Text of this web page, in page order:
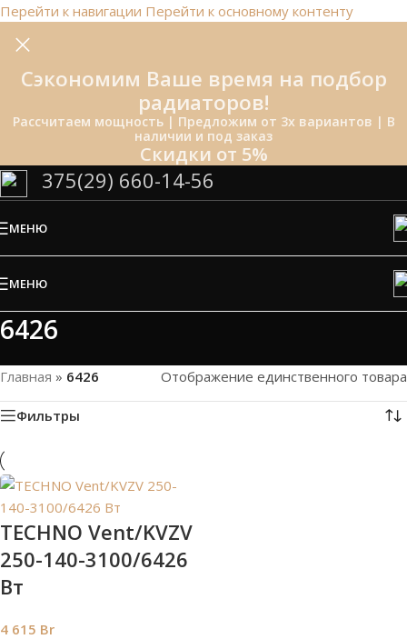
Перейти к навигации Перейти к основному контенту
Сэкономим Ваше время на подбор
радиаторов!
Рассчитаем мощность | Предложим от 3х вариантов | В
наличии и под заказ
Скидки от 5%
375(29) 660-14-56
МЕНЮ
МЕНЮ
6426
Главная » 6426 Отображение единственного товара
Фильтры
TECHNO Vent/KVZV
250-140-3100/6426
Вт
4 615 Br